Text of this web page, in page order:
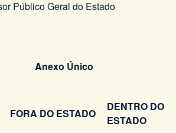
Público Geral do Estado
Anexo Único
FORA DO ESTADO
DENTRO DO
ESTADO